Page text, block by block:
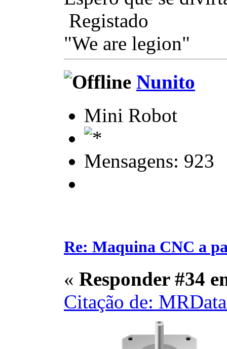
Registado
"We are legion"
Nunito
Mini Robot
Mensagens: 923
Re: Maquina CNC a
« Responder #34
Citação de: